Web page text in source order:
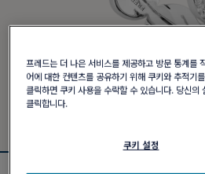
프레드는 더 나은 서비스를 제공하고 방문 통계를
어에 대한 컨텐츠를 공유하기 위해 쿠키와 추적기
클릭하면 쿠키 사용을 수락할 수 있습니다. 당신의
클릭합니다.
쿠키 설정